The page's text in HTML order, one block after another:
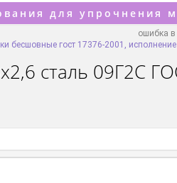
для упрочнения
ошибка
бесшовные гост 17376-2001, исполнение
сталь 09Г2С